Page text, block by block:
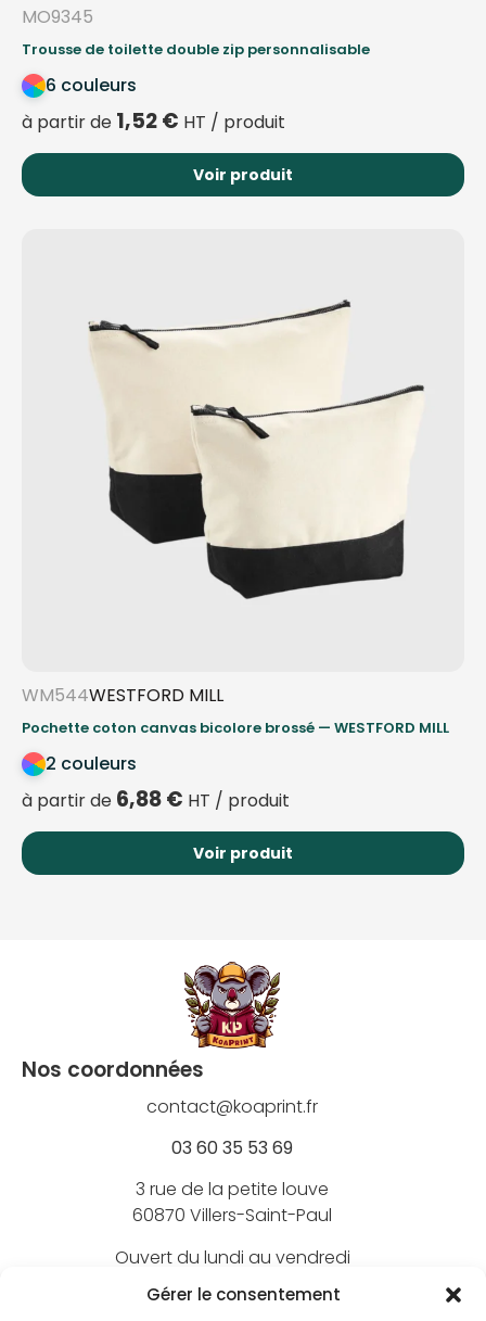
Gérer le consentement
MO9345
Trousse de toilette double zip personnalisable
6 couleurs
à partir de 1,52€ HT / produit
Voir produit
WM544WESTFORD MILL
Pochette coton canvas bicolore brossé — WESTFORD MILL
2 couleurs
à partir de 6,88€ HT / produit
Voir produit
Nos coordonnées
contact@koaprint.fr
03 60 35 53 69
3 rue de la petite louve
60870 Villers-Saint-Paul
Ouvert du lundi au vendredi
de 9h à 18h